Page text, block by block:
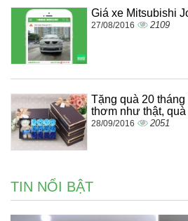
Giá xe Mitsubishi
27/08/2016 2109
Tặng quà 20
thơm như thật, quà
28/09/2016 2051
TIN NỔI BẬT